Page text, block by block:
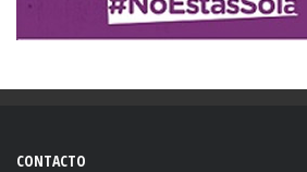
CONTACTO